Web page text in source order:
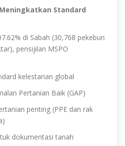
Standard
di Sabah (30,768 pekebun
pensijilan MSPO
kelestarian global
Pertanian Baik (GAP)
penting (PPE dan rak
dokumentasi tanah